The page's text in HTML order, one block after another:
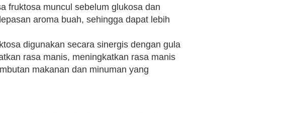
fruktosa muncul sebelum glukosa dan
aroma buah, sehingga dapat lebih
digunakan secara sinergis dengan gula
rasa manis, meningkatkan rasa manis
makanan dan minuman yang